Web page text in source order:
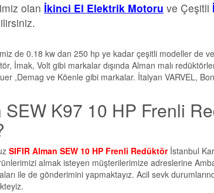
olan İkinci El Elektrik Motoru ve Çeşitli
de 0.18 kw dan 250 hp ye kadar çeşitli modeller de
İmak, Volt gibi markalar dışında Alman malı
,Demag ve Köenle gibi markalar. İtalyan VARVEL,
K97 10 HP Frenli
SIFIR Alman SEW 10 HP Frenli Redüktör İstanbul
almak isteyen müşterilerimize adreslerine
ile de gönderimini yapmaktayız. Acil sevk